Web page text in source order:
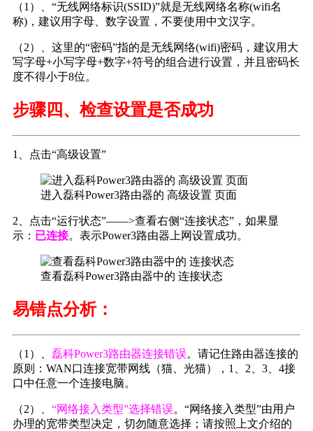
（1）、“无线网络标识(SSID)”就是无线网络名称(wifi名
称)，建议用字母、数字设置，不要使用中文汉字。
（2）、这里的“密码”指的是无线网络(wifi)密码，建议用大
写字母+小写字母+数字+符号的组合进行设置，并且密码长
度不得小于8位。
步骤四、检查设置是否成功
1、点击“高级设置”
进入磊科Power3路由器的 高级设置 页面
2、点击“运行状态”——>查看右侧“连接状态”，如果显
示： 已连接。表示Power3路由器上网设置成功。
查看磊科Power3路由器中的 连接状态
易错点分析：
（1）、 磊科Power3路由器连接错误。请记住路由器连接的
原则：WAN口连接宽带网线（猫、光猫），1、2、3、4接
口中任意一个连接电脑。
（2）、 “网络接入类型”选择错误。“网络接入类型”由用户
办理的宽带类型决定，切勿随意选择；请按照上文介绍的